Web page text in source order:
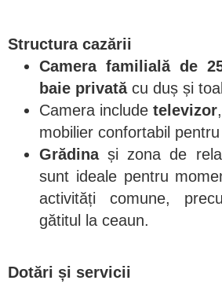
Structura cazării
Camera familială de
baie privatăcu duș și
Camera include televizor,
mobilier confortabil
Grădinași zona de
sunt ideale pentru
activități comune,
gătitul la ceaun.
Dotări și servicii